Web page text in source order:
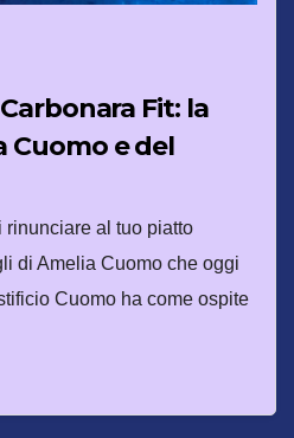
Fit: la
Cuomo e del
rinunciare al tuo piatto
di Amelia Cuomo che oggi
Cuomo ha come ospite